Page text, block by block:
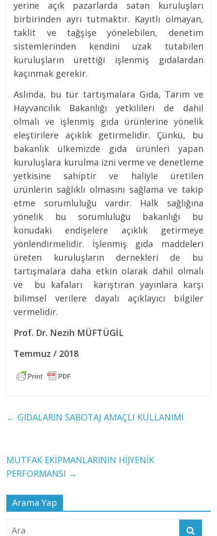
yerine açık pazarlarda satan kuruluşları
birbirinden ayrı tutmaktır. Kayıtlı olmayan,
taklit ve tağşişe yönelebilen, denetim
sistemlerinden kendini uzak tutabilen
kuruluşların ürettiği işlenmiş gıdalardan
kaçınmak gerekir.
Aslında, bu tür tartışmalara Gıda, Tarım ve
Hayvancılık Bakanlığı yetkilileri de dahil
olmalı ve işlenmiş gıda ürünlerine yönelik
eleştirilere açıklık getirmelidir. Çünkü, bu
bakanlık ülkemizde gıda ürünleri yapan
kuruluşlara kurulma izni verme ve denetleme
yetkisine sahiptir ve haliyle üretilen
ürünlerin sağlıklı olmasını sağlama ve takip
etme sorumluluğu vardır. Halk sağlığına
yönelik bu sorumluluğu bakanlığı bu
konudaki endişelere açıklık getirmeye
yönlendirmelidir. İşlenmiş gıda maddeleri
üreten kuruluşların dernekleri de bu
tartışmalara daha etkin olarak dahil olmalı
ve bu kafaları karıştıran yayınlara karşı
bilimsel verilere dayalı açıklayıcı bilgiler
vermelidir.
Prof. Dr. Nezih MÜFTÜGİL
Temmuz / 2018
← GIDALARIN SABOTAJ AMAÇLI KULLANIMI
MUTFAK EKİPMANLARININ HİJYENİK
PERFORMANSI →
Arama Yap